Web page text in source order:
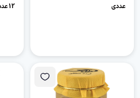
عددی
12 عددی